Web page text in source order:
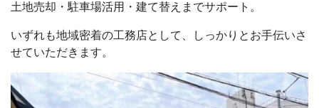
土地売却・駐車場活用・建て替えまでサポート。
いずれも地域密着の工務店として、しっかりとお手伝いさ
せていただきます。